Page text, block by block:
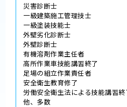
災害診断士
一級建築施工管理技士
一級塗装技能士
外壁劣化診断士
外壁診断士
有機溶剤作業主任者
高所作業車技能講習終了
足場の組立作業責任者
安全衛生教育修了
労働安全衛生法による技能講習終
他、多数